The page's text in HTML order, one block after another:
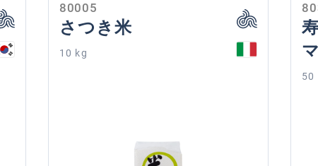
80005
さつき米
10 kg
50